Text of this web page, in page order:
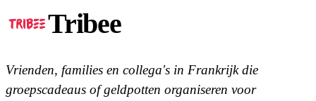
Tribee
Vrienden, families en collega's in Frankrijk die
groepscadeaus of geldpotten organiseren voor